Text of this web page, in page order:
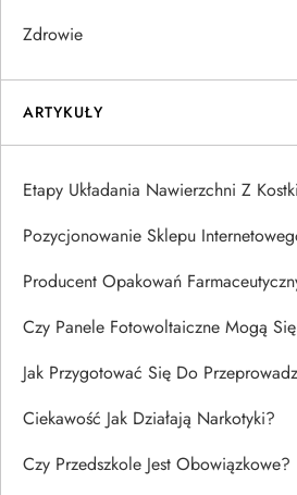
Zdrowie
ARTYKUŁY
Etapy Układania Nawierzchni Z
Pozycjonowanie Sklepu
Producent Opakowań
Czy Panele Fotowoltaiczne Mogą
Jak Przygotować Się Do
Ciekawość Jak Działają Narkotyki?
Czy Przedszkole Jest Obowiązkowe?